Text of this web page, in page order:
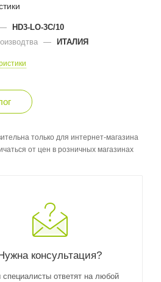
HD3-LO-3C/10
— ИТАЛИЯ
только для интернет-магазина
от цен в розничных магазинах
консультация?
ответят на любой